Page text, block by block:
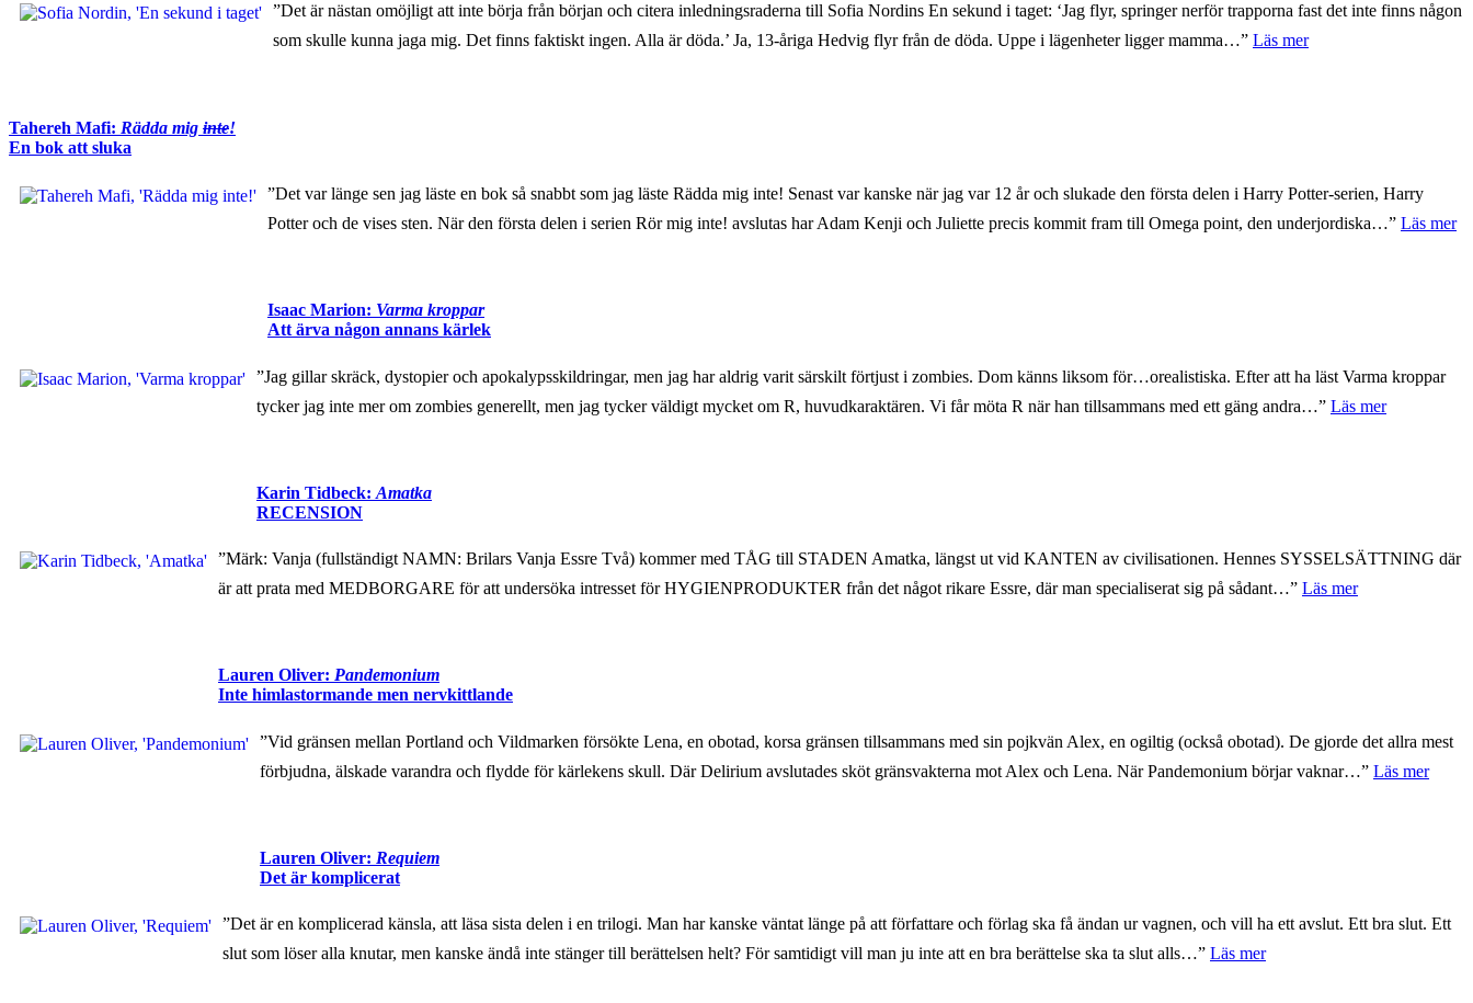
”Det är nästan omöjligt att inte börja från början och citera inledningsraderna till Sofia Nordins En sekund i taget: ‘Jag flyr, springer nerför trapporna fast det inte finns någon
som skulle kunna jaga mig. Det finns faktiskt ingen. Alla är döda.’ Ja, 13-åriga Hedvig flyr från de döda. Uppe i lägenheter ligger mamma…” Läs mer
Tahereh Mafi: Rädda mig inte!
En bok att sluka
”Det var länge sen jag läste en bok så snabbt som jag läste Rädda mig inte! Senast var kanske när jag var 12 år och slukade den första delen i Harry Potter-serien, Harry
Potter och de vises sten. När den första delen i serien Rör mig inte! avslutas har Adam Kenji och Juliette precis kommit fram till Omega point, den underjordiska…” Läs mer
Isaac Marion: Varma kroppar
Att ärva någon annans kärlek
”Jag gillar skräck, dystopier och apokalypsskildringar, men jag har aldrig varit särskilt förtjust i zombies. Dom känns liksom för…orealistiska. Efter att ha läst Varma kroppar
tycker jag inte mer om zombies generellt, men jag tycker väldigt mycket om R, huvudkaraktären. Vi får möta R när han tillsammans med ett gäng andra…” Läs mer
Karin Tidbeck: Amatka
RECENSION
”Märk: Vanja (fullständigt NAMN: Brilars Vanja Essre Två) kommer med TÅG till STADEN Amatka, längst ut vid KANTEN av civilisationen. Hennes SYSSELSÄTTNING där
är att prata med MEDBORGARE för att undersöka intresset för HYGIENPRODUKTER från det något rikare Essre, där man specialiserat sig på sådant…” Läs mer
Lauren Oliver: Pandemonium
Inte himlastormande men nervkittlande
”Vid gränsen mellan Portland och Vildmarken försökte Lena, en obotad, korsa gränsen tillsammans med sin pojkvän Alex, en ogiltig (också obotad). De gjorde det allra mest
förbjudna, älskade varandra och flydde för kärlekens skull. Där Delirium avslutades sköt gränsvakterna mot Alex och Lena. När Pandemonium börjar vaknar…” Läs mer
Lauren Oliver: Requiem
Det är komplicerat
”Det är en komplicerad känsla, att läsa sista delen i en trilogi. Man har kanske väntat länge på att författare och förlag ska få ändan ur vagnen, och vill ha ett avslut. Ett bra slut. Ett
slut som löser alla knutar, men kanske ändå inte stänger till berättelsen helt? För samtidigt vill man ju inte att en bra berättelse ska ta slut alls…” Läs mer